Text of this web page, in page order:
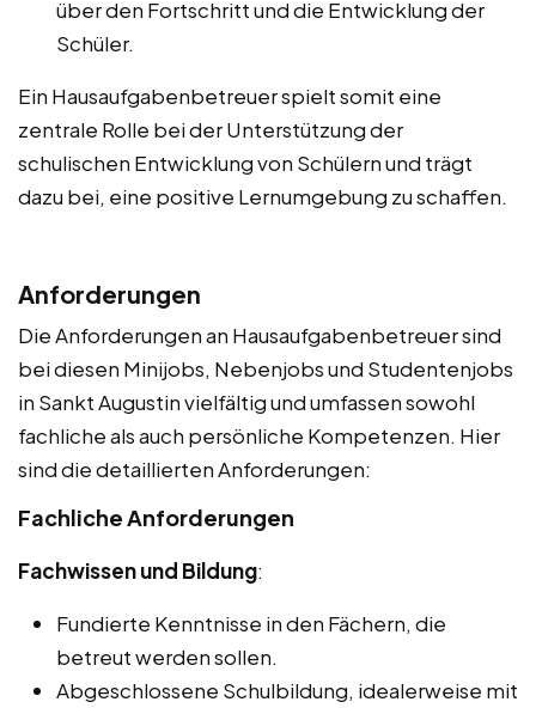
über den Fortschritt und die Entwicklung der
Schüler.
Ein Hausaufgabenbetreuer spielt somit eine
zentrale Rolle bei der Unterstützung der
schulischen Entwicklung von Schülern und trägt
dazu bei, eine positive Lernumgebung zu schaffen.
Anforderungen
Die Anforderungen an Hausaufgabenbetreuer sind
bei diesen Minijobs, Nebenjobs und Studentenjobs
in Sankt Augustin vielfältig und umfassen sowohl
fachliche als auch persönliche Kompetenzen. Hier
sind die detaillierten Anforderungen:
Fachliche Anforderungen
Fachwissen und Bildung:
Fundierte Kenntnisse in den Fächern, die
betreut werden sollen.
Abgeschlossene Schulbildung, idealerweise mit